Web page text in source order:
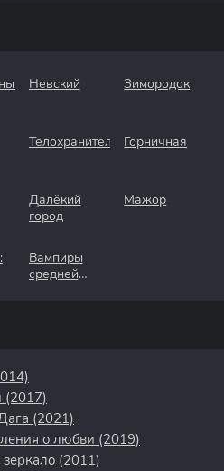
Невский Зимородок
Телохранители Горничная
Далёкий
город
Мажор
Вампиры
средней
(2017)
(2021)
о любви (2019)
(2011)